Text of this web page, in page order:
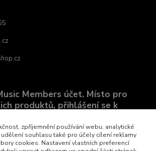
Members účet. Místo pro
produktů, přihlášení se k
zpříjemnění používání webu, analytické
souhlasu také pro účely cílení reklamy
cookies. Nastavení vlastních preferencí